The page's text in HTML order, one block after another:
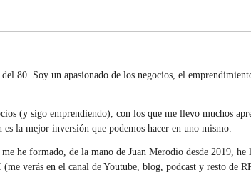
80. Soy un apasionado de los negocios, el
(y sigo emprendiendo), con los que me llevo muchos
la mejor inversión que podemos hacer en uno mismo.
formado, de la mano de Juan Merodio desde 2019, he
verás en el canal de Youtube, blog, podcast y resto